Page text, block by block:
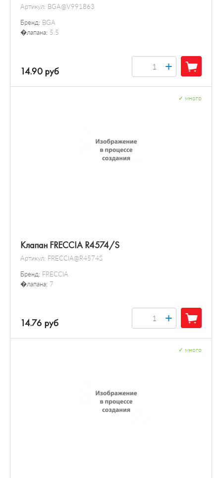
Артикул: BGA@V991863
Бренд: BGA
�лапана: 5.5
14.90 руб +
Клапан FRECCIA R4574/S
Артикул: FRECCIA@R4574S
Бренд: FRECCIA
�лапана: 7
много
14.76 руб +
много